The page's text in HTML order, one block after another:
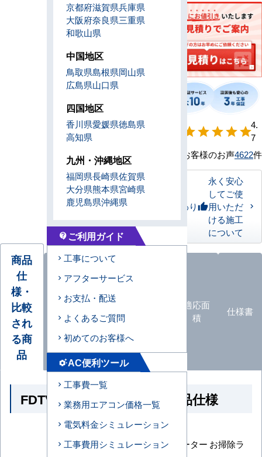
【形状別】満足
starstarstarstarstar
4.
7
お客様のお声4622件
私たちのこだわりthumb_up
永く安心
してご使
用いただ
ける施工
について
商品
仕
様・
比較
され
る商
品
オプ
ション
品
一覧
エアコ
ン形状
適応面
積
仕様書
FDTV406HK6S-osouji の商品仕様
メーカー
三菱重工
シリーズ
ハイパーインバーター お掃除ラ
京都府滋賀県兵庫県
大阪府奈良県三重県
和歌山県
中国地区
鳥取県島根県岡山県
広島県山口県
四国地区
香川県愛媛県徳島県
高知県
九州・沖縄地区
福岡県長崎県佐賀県
大分県熊本県宮崎県
鹿児島県沖縄県
contact_support ご利用ガイド
工事について
アフターサービス
お支払・配送
よくあるご質問
初めてのお客様へ
settings_suggestAC便利ツール
工事費一覧
業務用エアコン価格一覧
電気料金シミュレーション
工事費用シミュレーション